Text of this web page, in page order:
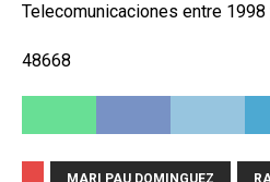
Telecomunicaciones entre 1998
48668
MARI PAU DOMINGUEZ